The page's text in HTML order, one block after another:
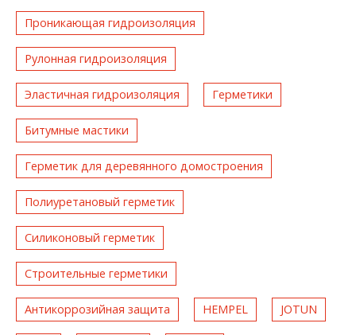
Проникающая гидроизоляция
Рулонная гидроизоляция
Эластичная гидроизоляция Герметики
Битумные мастики
Герметик для деревянного домостроения
Полиуретановый герметик
Силиконовый герметик
Строительные герметики
Антикоррозийная защита HEMPEL JOTUN